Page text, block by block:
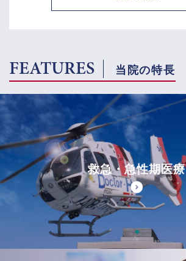
FEATURES 当院の特長
救急・急性期医療